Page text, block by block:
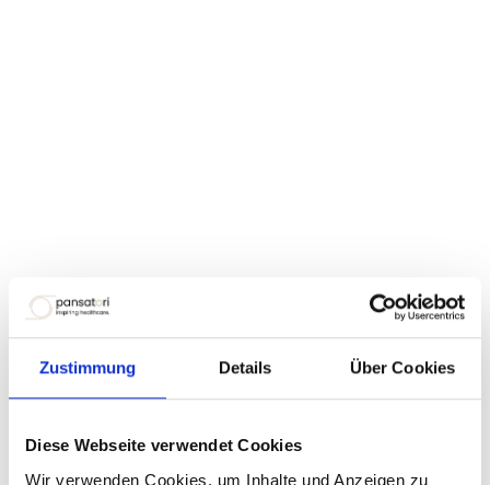
Zustimmung Details Über Cookies
Diese Webseite verwendet Cookies
Wir verwenden Cookies, um Inhalte und Anzeigen zu